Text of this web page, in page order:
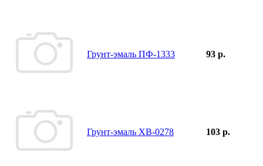
Грунт-эмаль ПФ-1333 93 р.
Грунт-эмаль ХВ-0278 103 р.